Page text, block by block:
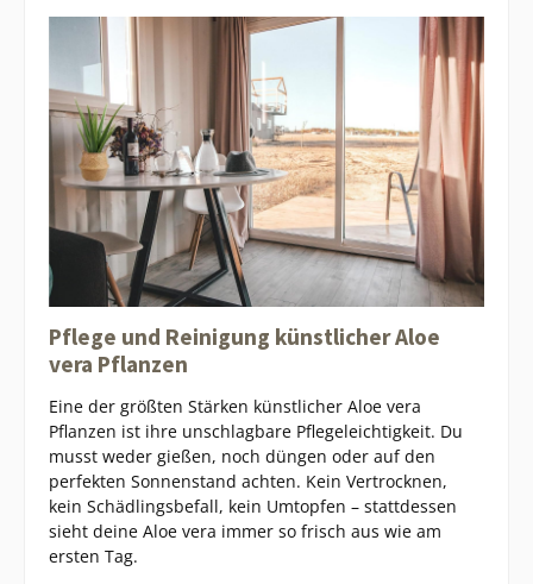
Pflege und Reinigung künstlicher Aloe
vera Pflanzen
Eine der größten Stärken künstlicher Aloe vera
Pflanzen ist ihre unschlagbare Pflegeleichtigkeit. Du
musst weder gießen, noch düngen oder auf den
perfekten Sonnenstand achten. Kein Vertrocknen,
kein Schädlingsbefall, kein Umtopfen – stattdessen
sieht deine Aloe vera immer so frisch aus wie am
ersten Tag.